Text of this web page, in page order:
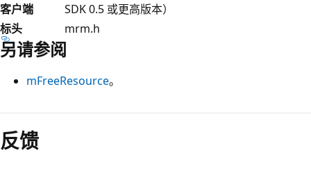
客户端
SDK 0.5 或更高版本）
标头
mrm.h
另请参阅
mFreeResource。
阅
读
模
反馈